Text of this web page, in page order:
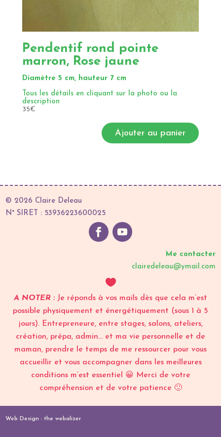
Pendentif rond pointe
marron, Rose jaune
Diamètre 5 cm, hauteur 7 cm
Tous les détails en cliquant sur la photo ou la
description
35€
Ajouter au panier
© 2026 Claire Deleau
N° SIRET : 53936223600025
Me contacter
clairedeleau@ymail.com

A NOTER : Je réponds à vos mails dès que cela m’est
possible physiquement et énergétiquement (sous 1 à 5
jours). Entrepreneure, entre stages, salons, ateliers,
création, prépa, admin… et ma vie personnelle et de
maman, prendre le temps de me ressourcer pour vous
accueillir et vous accompagner dans les meilleures
conditions m’est essentiel 😀 Merci de votre
compréhension et de votre patience 🙂
Web Design : the webalizer